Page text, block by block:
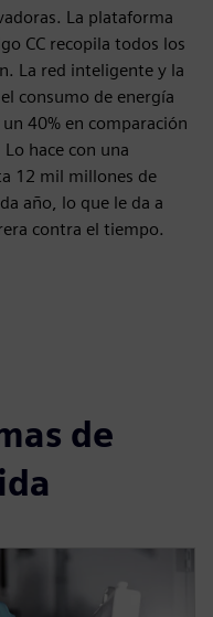
La plataforma
CC recopila todos los
La red inteligente y la
consumo de energía
40% en comparación
hace con una
12 mil millones de
año, lo que le da a
contra el tiempo.
de